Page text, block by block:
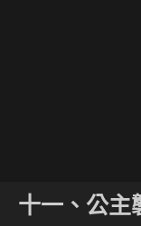
十一、公主